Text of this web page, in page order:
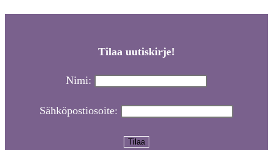
Tilaa uutiskirje!
Nimi:
Sähköpostiosoite: